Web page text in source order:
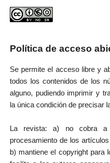
Política de acceso
Se permite el acceso libre y
todos los contenidos de los
alguno, pudiendo imprimir y
la única condición de precisar
La revista: a) no cobra
procesamiento de los
b) mantiene el copyright para